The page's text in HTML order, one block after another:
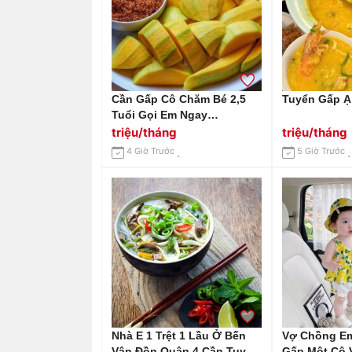
Cần Gấp Cô Chăm Bé 2,5
Tuổi Gọi Em Ngay
0966529171
triệu/tháng
4 Giờ Trước
Tuyển Gấp Ạ
triệu/tháng
5 Giờ Trước
Nhà E 1 Trệt 1 Lầu Ở Bến
Vợ Chồng